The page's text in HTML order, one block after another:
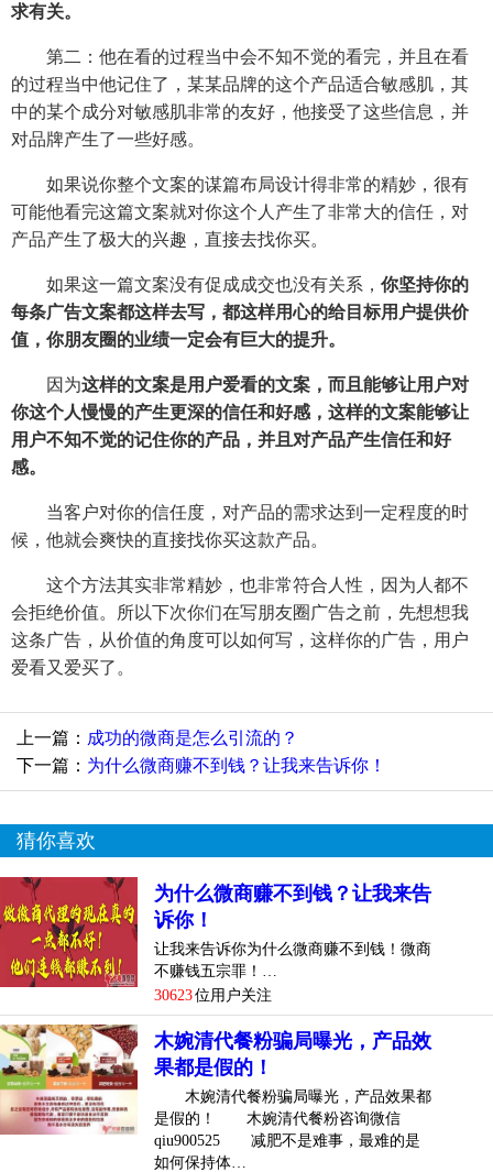
求有关。
第二：他在看的过程当中会不知不觉的看完，并且在看
的过程当中他记住了，某某品牌的这个产品适合敏感肌，其
中的某个成分对敏感肌非常的友好，他接受了这些信息，并
对品牌产生了一些好感。
如果说你整个文案的谋篇布局设计得非常的精妙，很有
可能他看完这篇文案就对你这个人产生了非常大的信任，对
产品产生了极大的兴趣，直接去找你买。
如果这一篇文案没有促成成交也没有关系， 你坚持你的
每条广告文案都这样去写，都这样用心的给目标用户提供价
值，你朋友圈的业绩一定会有巨大的提升。
因为这样的文案是用户爱看的文案，而且能够让用户对
你这个人慢慢的产生更深的信任和好感，这样的文案能够让
用户不知不觉的记住你的产品，并且对产品产生信任和好
感。
当客户对你的信任度，对产品的需求达到一定程度的时
候，他就会爽快的直接找你买这款产品。
这个方法其实非常精妙，也非常符合人性，因为人都不
会拒绝价值。所以下次你们在写朋友圈广告之前，先想想我
这条广告，从价值的角度可以如何写，这样你的广告，用户
爱看又爱买了。
上一篇： 成功的微商是怎么引流的？
下一篇： 为什么微商赚不到钱？让我来告诉你！
猜你喜欢
为什么微商赚不到钱？让我来告
诉你！
让我来告诉你为什么微商赚不到钱！微商
不赚钱五宗罪！…
30623位用户关注
木婉清代餐粉骗局曝光，产品效
果都是假的！
木婉清代餐粉骗局曝光，产品效果都
是假的！ 木婉清代餐粉咨询微信
qiu900525 减肥不是难事，最难的是
如何保持体…